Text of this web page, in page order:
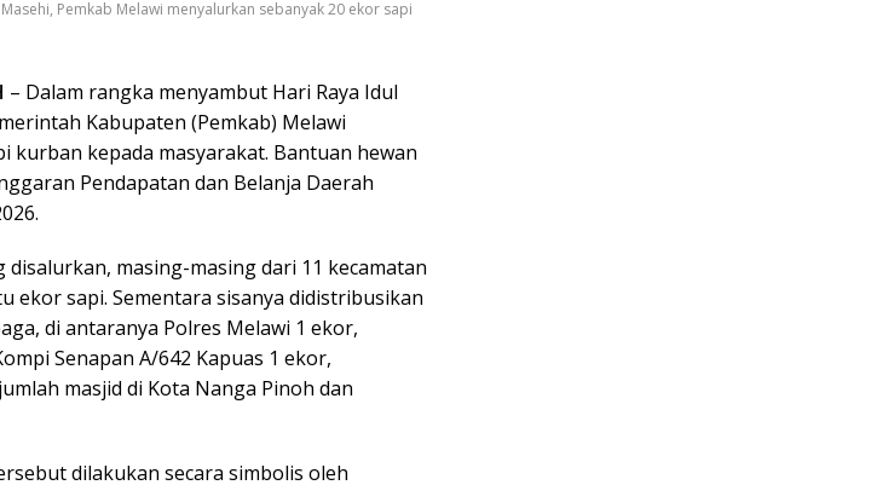
Pemkab Melawi menyalurkan sebanyak 20 ekor sapi
– Dalam rangka menyambut Hari Raya Idul
Kabupaten (Pemkab) Melawi
kurban kepada masyarakat. Bantuan hewan
Pendapatan dan Belanja Daerah
masing-masing dari 11 kecamatan
ekor sapi. Sementara sisanya didistribusikan
di antaranya Polres Melawi 1 ekor,
Senapan A/642 Kapuas 1 ekor,
masjid di Kota Nanga Pinoh dan
dilakukan secara simbolis oleh